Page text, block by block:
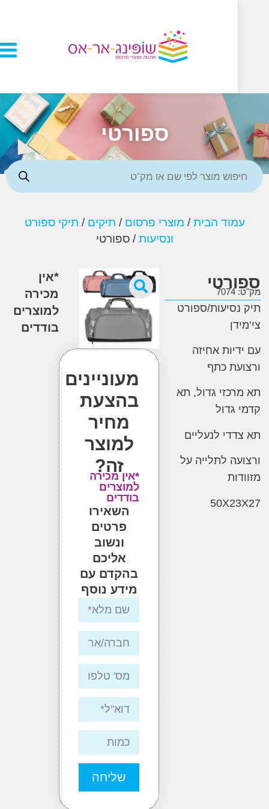
ספורטי
הבית/מוצרי פרסום /תיקים /תיקי ספורט
ונסיעות/ ספורטי
ספורט
אחיזה
כתף
גדול, תא
לנעליים
לתלייה על
מעוניינים
בהצעת
מחיר
למוצר
*אין מכירה
למוצרים
בודדים
השאירו
פרטים
אליכם
בהקדם עם
מידע נוסף
שליחה
*אין
מכירה
למוצרים
בודדים